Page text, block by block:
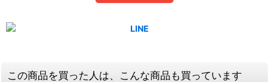
この商品を買った人は、こんな商品も買っています